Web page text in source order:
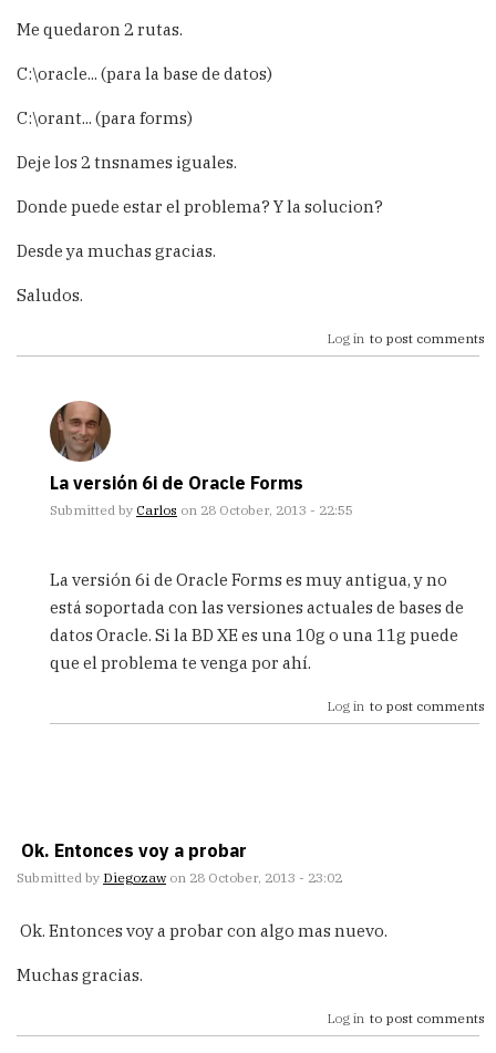
Me quedaron 2 rutas.
C:\oracle... (para la base de datos)
C:\orant... (para forms)
Deje los 2 tnsnames iguales.
Donde puede estar el problema? Y la solucion?
Desde ya muchas gracias.
Saludos.
Log in to post comments
La versión 6i de Oracle Forms
Submitted by Carlos on 28 October, 2013 - 22:55
reply
Hola
Carlos.
Te
by
La versión 6i de Oracle Forms es muy antigua, y no
está soportada con las versiones actuales de bases de
datos Oracle. Si la BD XE es una 10g o una 11g puede
que el problema te venga por ahí.
Log in to post comments
Ok. Entonces voy a probar
Submitted by Diegozawon 28 October, 2013 - 23:02
Ok. Entonces voy a probar con algo mas nuevo.
Muchas gracias.
Log in to post comments